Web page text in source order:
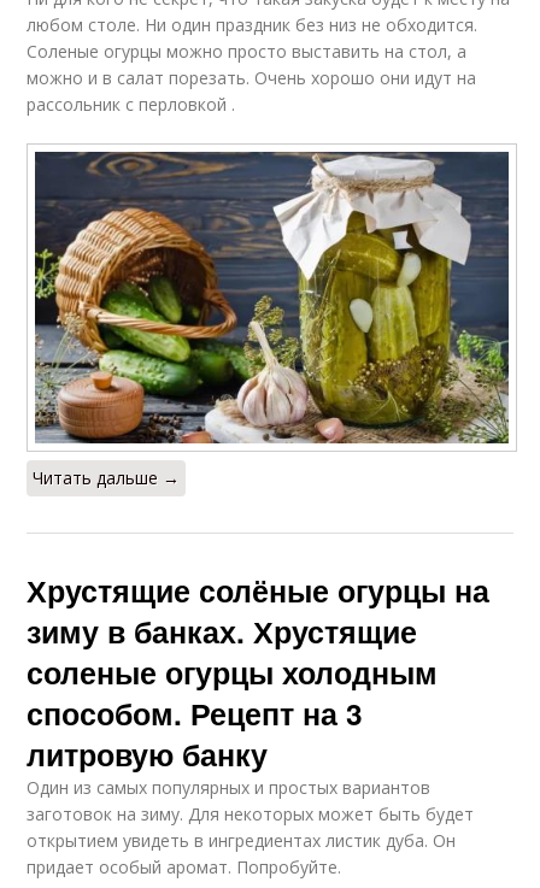
любом столе. Ни один праздник без низ не обходится.
Соленые огурцы можно просто выставить на стол, а
можно и в салат порезать. Очень хорошо они идут на
рассольник с перловкой .
Читать дальше →
Хрустящие солёные огурцы на
зиму в банках. Хрустящие
соленые огурцы холодным
способом. Рецепт на 3
литровую банку
Один из самых популярных и простых вариантов
заготовок на зиму. Для некоторых может быть будет
открытием увидеть в ингредиентах листик дуба. Он
придает особый аромат. Попробуйте.